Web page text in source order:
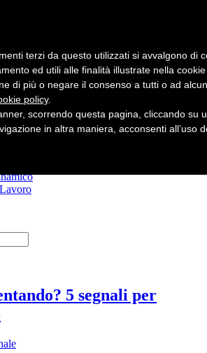
anti confusione
5 segnali per
terzi da questo utilizzati si avvalgono di
ed utili alle finalità illustrate nella cookie
di più o negare il consenso a tutti o ad
policy.
scorrendo questa pagina, cliccando su
in altra maniera, acconsenti all’uso